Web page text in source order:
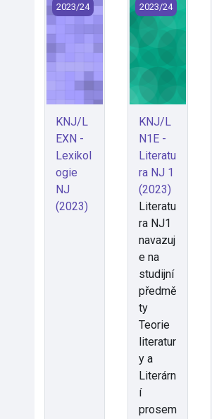
KNJ/LEXN - Lexikologie NJ
2023/24
KNJ/L
EXN -
Lexikol
ogie
NJ
(2023)
KNJ/LN1E -
2023/24
KNJ/L
N1E -
Literatu
ra NJ 1
(2023)
Literatu
ra NJ1
navazuj
e na
studijní
předmě
ty
Teorie
literatur
y a
Literárn
í
prosem